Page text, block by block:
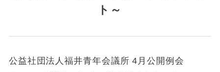
ト～
公益社団法人福井青年会議所 4月公開例会